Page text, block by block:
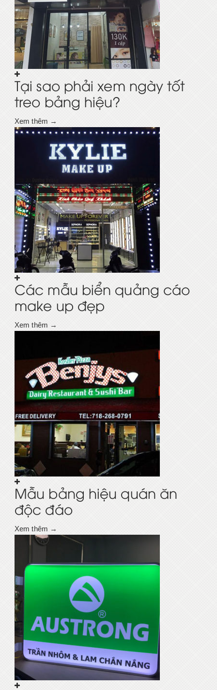
Tại sao phải xem ngày tốt
treo bảng hiệu?
Xem thêm →
Các mẫu biển quảng cáo
make up đẹp
Xem thêm →
Mẫu bảng hiệu quán ăn
độc đáo
Xem thêm →